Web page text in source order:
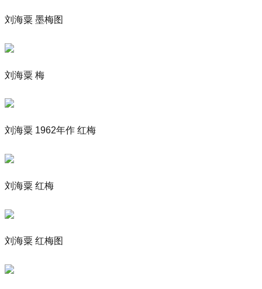
刘海粟 墨梅图
刘海粟 梅
刘海粟 1962年作 红梅
刘海粟 红梅
刘海粟 红梅图